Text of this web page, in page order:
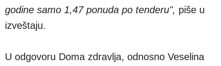
godine samo 1,47 ponuda po tenderu", piše u
izveštaju.
U odgovoru Doma zdravlja, odnosno Veselina